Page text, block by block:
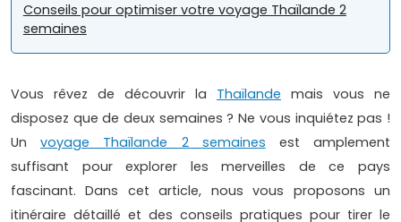
Conseils pour optimiser votre voyage Thaïlande 2
semaines
Vous rêvez de découvrir la Thaïlande mais vous ne
disposez que de deux semaines ? Ne vous inquiétez pas !
Unvoyage Thaïlande 2 semaines est amplement
suffisant pour explorer les merveilles de ce pays
fascinant. Dans cet article, nous vous proposons un
itinéraire détaillé et des conseils pratiques pour tirer le